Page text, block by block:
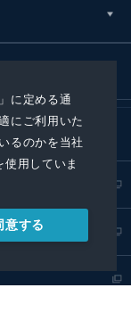
」に定める通
にご利用いた
るのかを当社
用していま
意する
ース取扱基準